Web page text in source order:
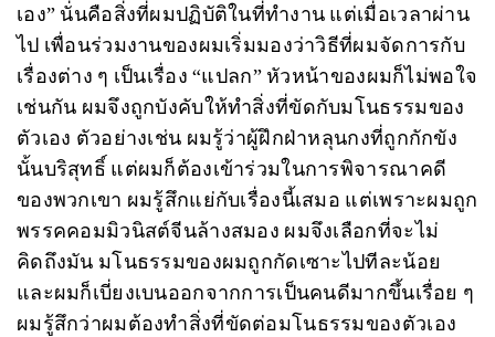
เอง” นั่นคือสิ่งที่ผมปฏิบัติในที่ทำงาน แต่เมื่อเวลาผ่าน
ไป เพื่อนร่วมงานของผมเริ่มมองว่าวิธีที่ผมจัดการกับ
เรื่องต่าง ๆ เป็นเรื่อง “แปลก” หัวหน้าของผมก็ไม่พอใจ
เช่นกัน ผมจึงถูกบังคับให้ทำสิ่งที่ขัดกับมโนธรรมของ
ตัวเอง ตัวอย่างเช่น ผมรู้ว่าผู้ฝึกฝ่าหลุนกงที่ถูกกักขัง
นั้นบริสุทธิ์ แต่ผมก็ต้องเข้าร่วมในการพิจารณาคดี
ของพวกเขา ผมรู้สึกแย่กับเรื่องนี้เสมอ แต่เพราะผมถูก
พรรคคอมมิวนิสต์จีนล้างสมอง ผมจึงเลือกที่จะไม่
คิดถึงมัน มโนธรรมของผมถูกกัดเซาะไปทีละน้อย
และผมก็เบี่ยงเบนออกจากการเป็นคนดีมากขึ้นเรื่อย ๆ
ผมรู้สึกว่าผมต้องทำสิ่งที่ขัดต่อมโนธรรมของตัวเอง